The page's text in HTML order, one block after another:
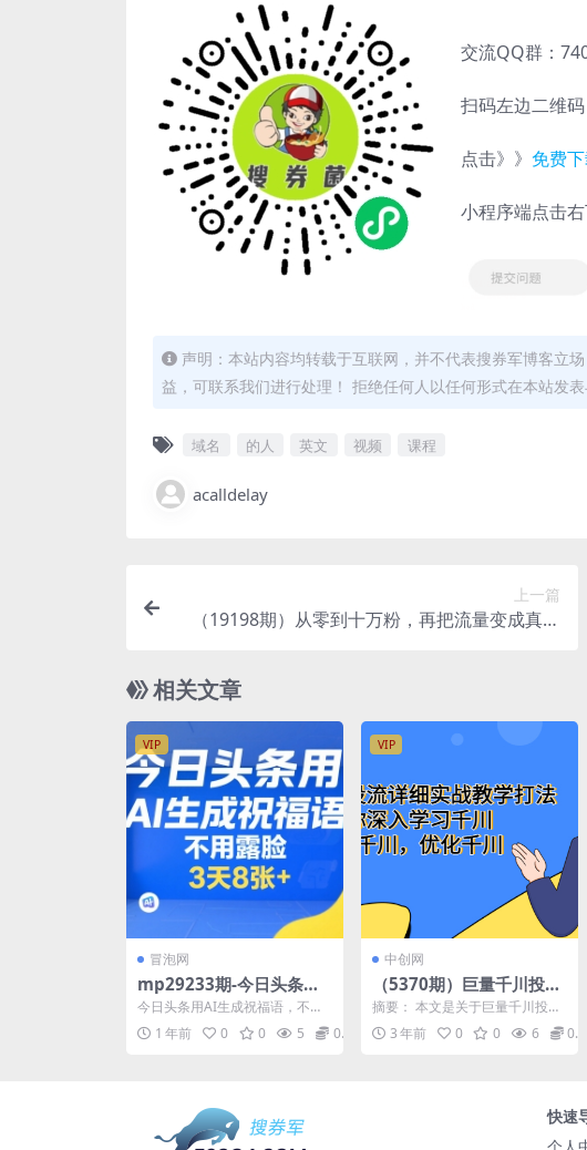
交流QQ群：
扫码左边二维
点击》》 免费
小程序端点击
声明：本站内容均转载于互联网，并不代表搜券军博客立
益，可联系我们进行处理！ 拒绝任何人以任何形式在本站发
域名 的人 英文 视频 课程
acalldelay
上一篇
（19198期）从零到十万粉，再把流量变成真金
相关文章
VIP
冒泡网
mp29233期-今日头条用A
I生成祝福语，不用拍摄，
不用露脸，3天8张+
今日头条用AI生成祝福语，不用
拍摄，不用露脸，3天8张+ 项目
介绍： 大家发，我...
1 年前 0 0 5 0.99
VIP
中创网
（5370期）巨量千川投流
详细实战教学打法：带你
深入学习千川，投放千
川，优化千川(巨量千川投
摘要： 本文是关于巨量千川投流
的详细实战教学打法，旨在帮助
读者深入学习和优化千川...
3 年前 0 0 6 0.99
快速